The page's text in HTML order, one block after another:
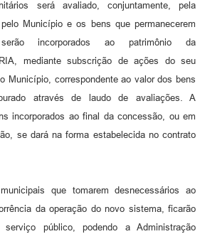
será avaliado, conjuntamente, pela
Município e os bens que permanecerem
incorporados ao patrimônio da
mediante subscrição de ações do seu
Município, correspondente ao valor dos bens
através de laudo de avaliações. A
incorporados ao final da concessão, ou em
se dará na forma estabelecida no contrato
que tomarem desnecessários ao
da operação do novo sistema, ficarão
serviço público, podendo a Administração